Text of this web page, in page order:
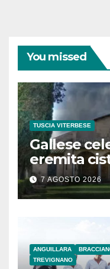
You missed
TUSCIA VITERBESE
Gallese
eremita
secolo
7 AGOSTO 2026
ANGUILLARA
TREVIGNANO